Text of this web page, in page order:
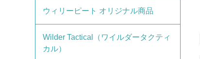
ウィリーピート オリジナル商品
Wilder Tactical（ワイルダータクティ
カル）